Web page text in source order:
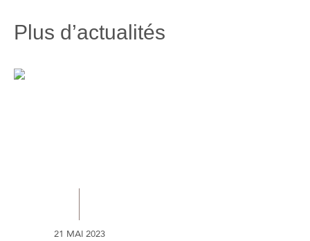
Plus d’actualités
21 MAI 2023